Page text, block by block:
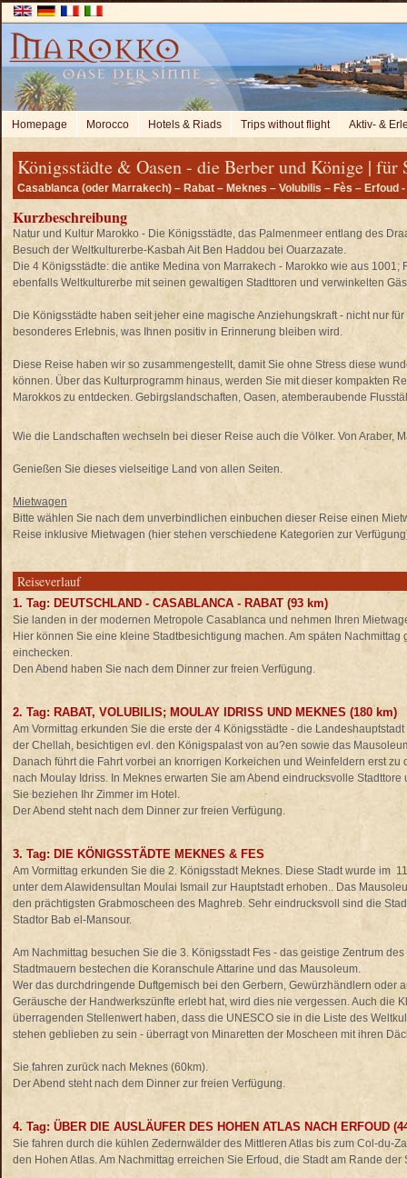
Homepage Morocco Hotels & Riads Trips without flight Aktiv- &
Königsstädte & Oasen - die Berber und Könige |
Casablanca (oder Marrakech) – Rabat – Meknes – Volubilis – Fès – Erfoud
Kurzbeschreibung
Natur und Kultur Marokko - Die Königsstädte, das Palmenmeer entlang des
Besuch der Weltkulturerbe-Kasbah Ait Ben Haddou bei Ouarzazate.
Die 4 Königsstädte: die antike Medina von Marrakech - Marokko wie aus
ebenfalls Weltkulturerbe mit seinen gewaltigen Stadttoren und verwinkelten
Die Königsstädte haben seit jeher eine magische Anziehungskraft - nicht nur
besonderes Erlebnis, was Ihnen positiv in Erinnerung bleiben wird.
Diese Reise haben wir so zusammengestellt, damit Sie ohne Stress diese
können. Über das Kulturprogramm hinaus, werden Sie mit dieser kompakten
Marokkos zu entdecken. Gebirgslandschaften, Oasen, atemberaubende
Wie die Landschaften wechseln bei dieser Reise auch die Völker. Von Araber,
Genießen Sie dieses vielseitige Land von allen Seiten.
Mietwagen
Bitte wählen Sie nach dem unverbindlichen einbuchen dieser Reise einen
Reise inklusive Mietwagen (hier stehen verschiedene Kategorien zur
Reiseverlauf
1. Tag: DEUTSCHLAND - CASABLANCA - RABAT (93 km)
Sie landen in der modernen Metropole Casablanca und nehmen Ihren
Hier können Sie eine kleine Stadtbesichtigung machen. Am späten
einchecken.
Den Abend haben Sie nach dem Dinner zur freien Verfügung.
2. Tag: RABAT, VOLUBILIS; MOULAY IDRISS UND MEKNES (180 km)
Am Vormittag erkunden Sie die erste der 4 Königsstädte - die
der Chellah, besichtigen evl. den Königspalast von au?en sowie das
Danach führt die Fahrt vorbei an knorrigen Korkeichen und Weinfeldern erst
nach Moulay Idriss. In Meknes erwarten Sie am Abend eindrucksvolle Stadttore
Sie beziehen Ihr Zimmer im Hotel.
Der Abend steht nach dem Dinner zur freien Verfügung.
3. Tag: DIE KÖNIGSSTÄDTE MEKNES & FES
Am Vormittag erkunden Sie die 2. Königsstadt Meknes. Diese Stadt wurde im
unter dem Alawidensultan Moulai Ismail zur Hauptstadt erhoben.. Das
den prächtigsten Grabmoscheen des Maghreb. Sehr eindrucksvoll sind die
Stadtor Bab el-Mansour.
Am Nachmittag besuchen Sie die 3. Königsstadt Fes - das geistige Zentrum
Stadtmauern bestechen die Koranschule Attarine und das Mausoleum.
Wer das durchdringende Duftgemisch bei den Gerbern, Gewürzhändlern oder
Geräusche der Handwerkszünfte erlebt hat, wird dies nie vergessen. Auch die
überragenden Stellenwert haben, dass die UNESCO sie in die Liste des
stehen geblieben zu sein - überragt von Minaretten der Moscheen mit ihren
Sie fahren zurück nach Meknes (60km).
Der Abend steht nach dem Dinner zur freien Verfügung.
4. Tag: ÜBER DIE AUSLÄUFER DES HOHEN ATLAS NACH ERFOUD
Sie fahren durch die kühlen Zedernwälder des Mittleren Atlas bis zum Col-du-
den Hohen Atlas. Am Nachmittag erreichen Sie Erfoud, die Stadt am Rande der